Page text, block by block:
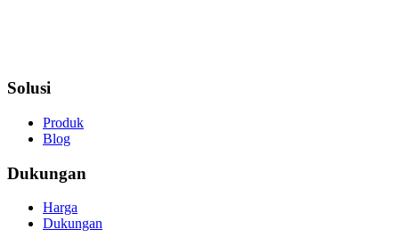
Solusi
Produk
Blog
Dukungan
Harga
Dukungan